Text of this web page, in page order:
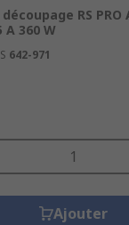
RS PRO
A 360 W
642-971
Ajouter